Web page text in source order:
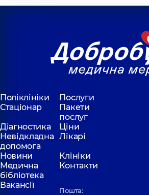
Поліклініки
Послуги
Стаціонар
Пакети
послуг
Діагностика
Ціни
Невідкладна
допомога
Лікарі
Новини
Клініки
Медична
бібліотека
Контакти
Вакансії
Пошта: